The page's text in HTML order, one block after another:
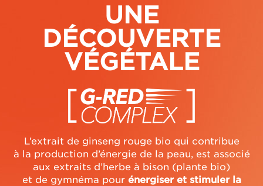
UNE
DÉCOUVERTE
VÉGÉTALE
L’extrait de ginseng rouge bio qui contribue
à la production d’énergie de la peau, est associé
aux extraits d’herbe à bison (plante bio)
et de gymnéma pour énergiser et stimuler la